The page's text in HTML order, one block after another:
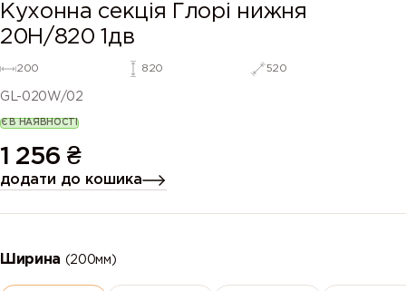
Кухонна секція Глорі нижня
20Н/820 1дв
200 820 520
GL-020W/02
Є В НАЯВНОСТІ
1 256 ₴
додати до кошика
Ширина (200мм)